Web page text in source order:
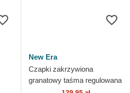
New Era
Czapki zakrzywiona
granatowy taśma regulowana
9TWENTY Core Classic